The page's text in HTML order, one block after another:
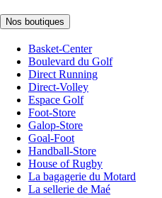
Nos boutiques
Basket-Center
Boulevard du Golf
Direct Running
Direct-Volley
Espace Golf
Foot-Store
Galop-Store
Goal-Foot
Handball-Store
House of Rugby
La bagagerie du Motard
La sellerie de Maé